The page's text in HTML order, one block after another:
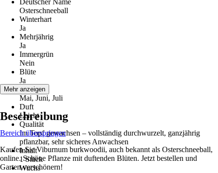
Deutscher Name
Osterschneeball
Winterhart
Ja
Mehrjährig
Ja
Immergrün
Nein
Blüte
Ja
Blütezeit
Mai, Juni, Juli
Duft
Leicht
Qualität
Im Topf gewachsen – vollständig durchwurzelt, ganzjährig
pflanzbar, sehr sicheres Anwachsen
Inhalt
1 Stück
Wuchs
Mehr anzeigen
Beschreibung
Bereich überspringen
Kaufen Sie Viburnum burkwoodii, auch bekannt als Osterschneeball,
online. Schöne Pflanze mit duftenden Blüten. Jetzt bestellen und
Garten verschönern!